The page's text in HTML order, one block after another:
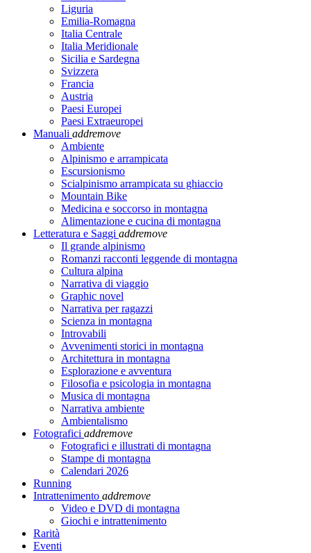
Liguria
Emilia-Romagna
Italia Centrale
Italia Meridionale
Sicilia e Sardegna
Svizzera
Francia
Austria
Paesi Europei
Paesi Extraeuropei
Manuali addremove
Ambiente
Alpinismo e arrampicata
Escursionismo
Scialpinismo arrampicata su ghiaccio
Mountain Bike
Medicina e soccorso in montagna
Alimentazione e cucina di montagna
Letteratura e Saggi addremove
Il grande alpinismo
Romanzi racconti leggende di montagna
Cultura alpina
Narrativa di viaggio
Graphic novel
Narrativa per ragazzi
Scienza in montagna
Introvabili
Avvenimenti storici in montagna
Architettura in montagna
Esplorazione e avventura
Filosofia e psicologia in montagna
Musica di montagna
Narrativa ambiente
Ambientalismo
Fotografici addremove
Fotografici e illustrati di montagna
Stampe di montagna
Calendari 2026
Running
Intrattenimento addremove
Video e DVD di montagna
Giochi e intrattenimento
Rarità
Eventi